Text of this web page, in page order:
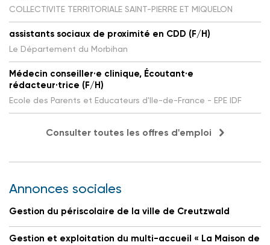
COLLECTIVITE TERRITORIALE SAINT-PIERRE ET MIQUELON
assistants sociaux de proximité en CDD (F/H)
Le Département du Morbihan
Médecin conseiller·e clinique, Écoutant·e
rédacteur·trice (F/H)
Ecole des Parents et Educateurs d'Ile-de-France - EPE IDF
Consulter toutes les offres d'emploi
Annonces sociales
Gestion du périscolaire de la ville de Creutzwald
Gestion et exploitation du multi-accueil « La Maison de